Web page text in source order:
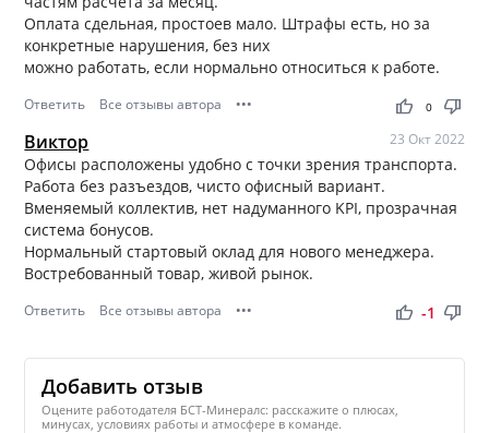
Оплата сдельная, простоев мало. Штрафы есть, но за
конкретные нарушения, без них
можно работать, если нормально относиться к работе.
Ответить Все отзывы автора ••• thumb_up thumb_down
0
Виктор 23 Окт 2022
Офисы расположены удобно с точки зрения транспорта.
Работа без разъездов, чисто офисный вариант.
Вменяемый коллектив, нет надуманного KPI, прозрачная
система бонусов.
Нормальный стартовый оклад для нового менеджера.
Востребованный товар, живой рынок.
Ответить Все отзывы автора ••• thumb_up thumb_down
-1
Добавить отзыв
Оцените работодателя БСТ-Минералс: расскажите о плюсах,
минусах, условиях работы и атмосфере в команде.